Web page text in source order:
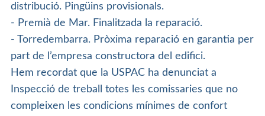
distribució. Pingüins provisionals.
- Premià de Mar. Finalitzada la reparació.
- Torredembarra. Pròxima reparació en garantia per
part de l’empresa constructora del edifici.
Hem recordat que la USPAC ha denunciat a
Inspecció de treball totes les comissaries que no
compleixen les condicions mínimes de confort